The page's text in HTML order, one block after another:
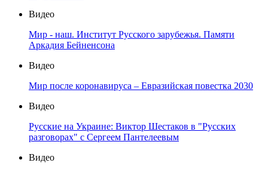
Видео
Мир - наш. Институт Русского зарубежья. Памяти
Аркадия Бейненсона
Видео
Мир после коронавируса – Евразийская повестка 2030
Видео
Русские на Украине: Виктор Шестаков в "Русских
разговорах" с Сергеем Пантелеевым
Видео